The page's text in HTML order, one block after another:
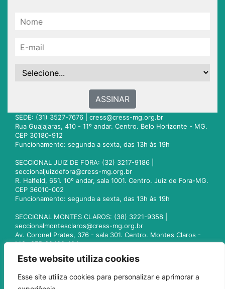
Este website utiliza cookies
Esse site utiliza cookies para personalizar e aprimorar a
ASSINAR
SEDE: (31) 3527-7676 | cress@cress-mg.org.br
Rua Guajajaras, 410 - 11º andar. Centro. Belo Horizonte - MG.
CEP 30180-912
Funcionamento: segunda a sexta, das 13h às 19h
SECCIONAL JUIZ DE FORA: (32) 3217-9186 |
seccionaljuizdefora@cress-mg.org.br
R. Halfeld, 651. 10º andar, sala 1001. Centro. Juiz de Fora-MG.
CEP 36010-002
Funcionamento: segunda a sexta, das 13h às 19h
SECCIONAL MONTES CLAROS: (38) 3221-9358 |
seccionalmontesclaros@cress-mg.org.br
Av. Coronel Prates, 376 - sala 301. Centro. Montes Claros -
MG. CEP 39400-104
seccionaluberlandia@cress-mg.org.br